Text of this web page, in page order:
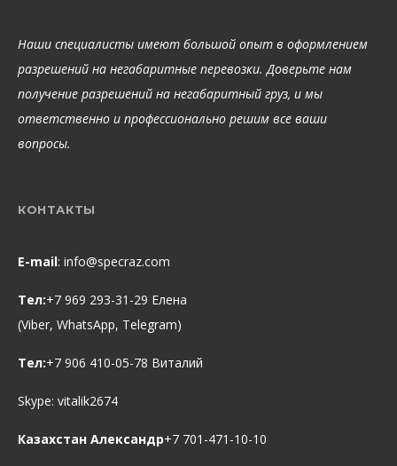
Наши специалисты имеют большой опыт в оформлением
разрешений на негабаритные перевозки. Доверьте нам
получение разрешений на негабаритный груз, и мы
ответственно и профессионально решим все ваши
вопросы.
КОНТАКТЫ
E-mail: info@specraz.com
Тел:+7 969 293-31-29 Елена
(Viber, WhatsApp, Telegram)
Тел:+7 906 410-05-78 Виталий
Skype: vitalik2674
Казахстан Александр+7 701-471-10-10